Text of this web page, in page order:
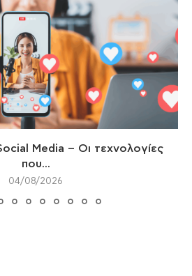
Media – Οι τεχνολογίες
που...
04/08/2026